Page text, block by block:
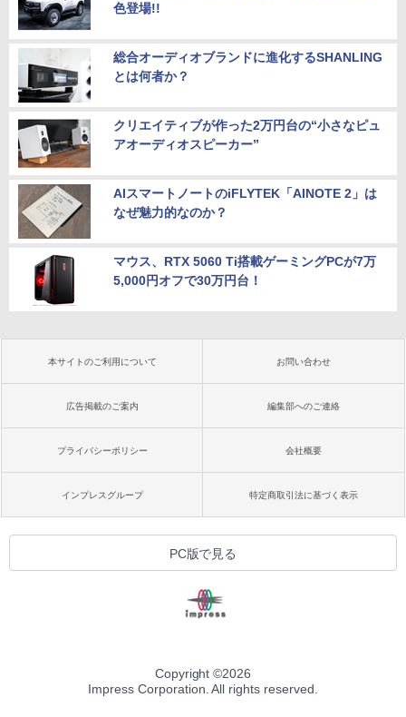
色登場!!
総合オーディオブランドに進化するSHANLING
とは何者か？
クリエイティブが作った2万円台の“小さなピュ
アオーディオスピーカー”
AIスマートノートのiFLYTEK「AINOTE 2」は
なぜ魅力的なのか？
マウス、RTX 5060 Ti搭載ゲーミングPCが7万
5,000円オフで30万円台！
本サイトのご利用について お問い合わせ
広告掲載のご案内 編集部へのご連絡
プライバシーポリシー 会社概要
インプレスグループ 特定商取引法に基づく表示
PC版で見る
Copyright ©2026
Impress Corporation. All rights reserved.